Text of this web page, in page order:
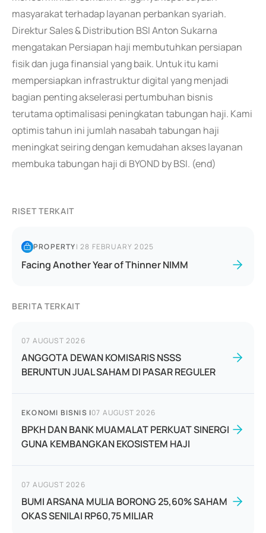
masyarakat terhadap layanan perbankan syariah.
Direktur Sales & Distribution BSI Anton Sukarna
mengatakan Persiapan haji membutuhkan persiapan
fisik dan juga finansial yang baik. Untuk itu kami
mempersiapkan infrastruktur digital yang menjadi
bagian penting akselerasi pertumbuhan bisnis
terutama optimalisasi peningkatan tabungan haji. Kami
optimis tahun ini jumlah nasabah tabungan haji
meningkat seiring dengan kemudahan akses layanan
membuka tabungan haji di BYOND by BSI. (end)
RISET TERKAIT
PROPERTY|28 FEBRUARY 2025
Facing Another Year of Thinner NIMM
BERITA TERKAIT
07 AUGUST 2026
ANGGOTA DEWAN KOMISARIS NSSS
BERUNTUN JUAL SAHAM DI PASAR REGULER
EKONOMI BISNIS |07 AUGUST 2026
BPKH DAN BANK MUAMALAT PERKUAT SINERGI
GUNA KEMBANGKAN EKOSISTEM HAJI
07 AUGUST 2026
BUMI ARSANA MULIA BORONG 25,60% SAHAM
OKAS SENILAI RP60,75 MILIAR